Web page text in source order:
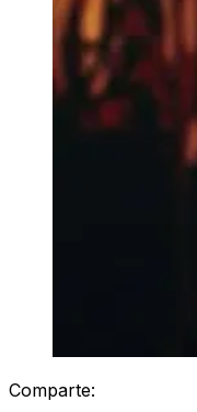
Comparte: